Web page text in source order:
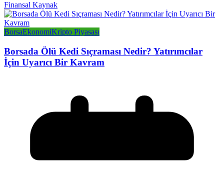
Finansal Kaynak
BorsaEkonomiKripto Piyasası
Borsada Ölü Kedi Sıçraması Nedir? Yatırımcılar
İçin Uyarıcı Bir Kavram